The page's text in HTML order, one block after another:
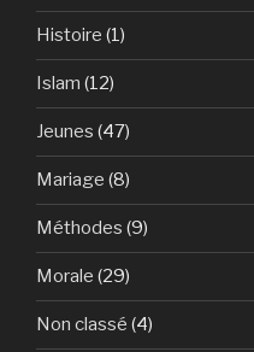
Histoire (1)
Islam (12)
Jeunes (47)
Mariage (8)
Méthodes (9)
Morale (29)
Non classé (4)